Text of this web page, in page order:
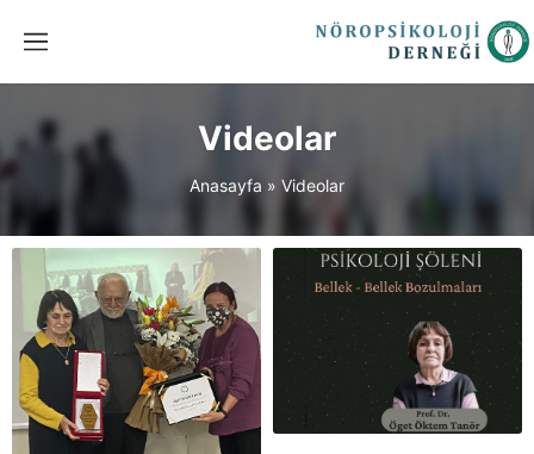
Videolar
Anasayfa » Videolar